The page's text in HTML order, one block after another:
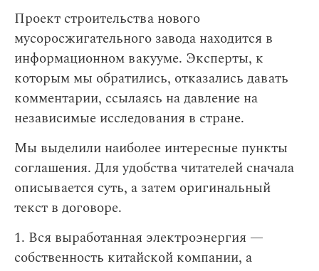
Проект строительства нового
мусоросжигательного завода находится в
информационном вакууме. Эксперты, к
которым мы обратились, отказались давать
комментарии, ссылаясь на давление на
независимые исследования в стране.
Мы выделили наиболее интересные пункты
соглашения. Для удобства читателей сначала
описывается суть, а затем оригинальный
текст в договоре.
1. Вся выработанная электроэнергия —
собственность китайской компании, а